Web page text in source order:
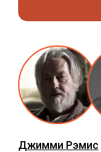
Джимми Рэмис